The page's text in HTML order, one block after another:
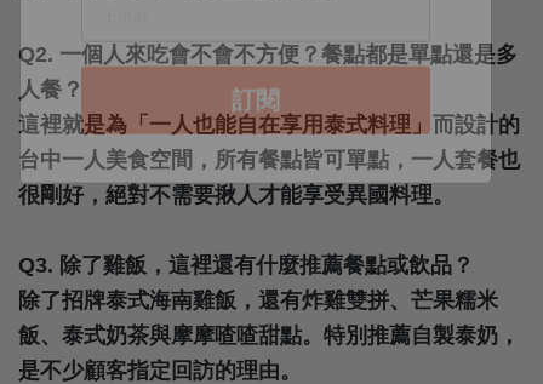
Q2. 一個人來吃會不會不方便？餐點都是單點還是多
人餐？
這裡就是為「一人也能自在享用泰式料理」而設計的
台中一人美食空間，所有餐點皆可單點，一人套餐也
很剛好，絕對不需要揪人才能享受異國料理。
Q3. 除了雞飯，這裡還有什麼推薦餐點或飲品？
除了招牌泰式海南雞飯，還有炸雞雙拼、芒果糯米
飯、泰式奶茶與摩摩喳喳甜點。特別推薦自製泰奶，
是不少顧客指定回訪的理由。